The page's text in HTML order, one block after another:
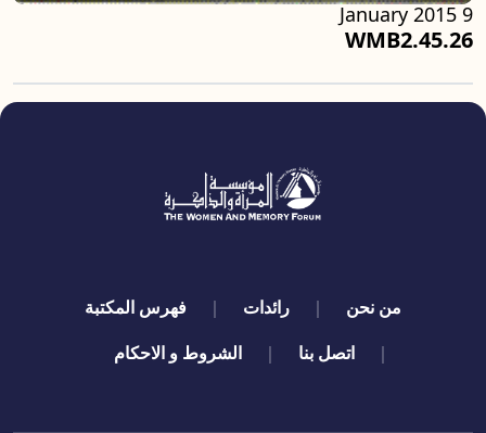
WMB2.45.26
9 January 2015
quick links
من نحن رائدات
فهرس المكتبة
اتصل بنا
الشروط و الاحكام